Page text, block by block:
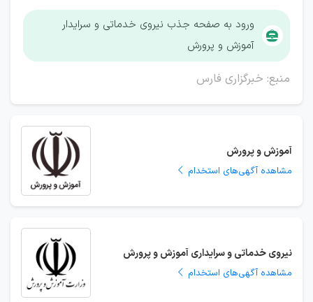
ورود به صفحه جذب نیروی خدماتی و سرایدار
آموزش و پرورش
منبع: خبرگزاری فارس
آموزش و پرورش
مشاهده آگهی‌های استخدام
نیروی خدماتی و سرایداری آموزش و پرورش
مشاهده آگهی‌های استخدام